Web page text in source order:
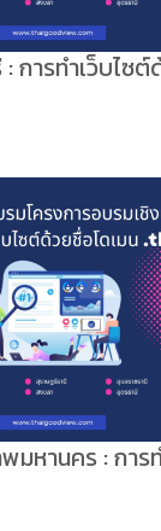
ารทำเว็บไซต์
มหานคร : การ